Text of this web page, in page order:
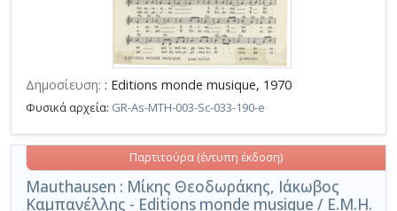
Δημοσίευση: : Editions monde musique, 1970
Φυσικά αρχεία: GR-As-MTH-003-Sc-033-190-e
Mauthausen : Μίκης Θεοδωράκης, Ιάκωβος
Καμπανέλλης - Editions monde musique / E.M.H.
Παρτιτούρα (έντυπη έκδοση)